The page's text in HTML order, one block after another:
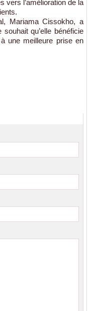
vers l’amélioration de la
Mariama Cissokho, a
qu’elle bénéficie
une meilleure prise en